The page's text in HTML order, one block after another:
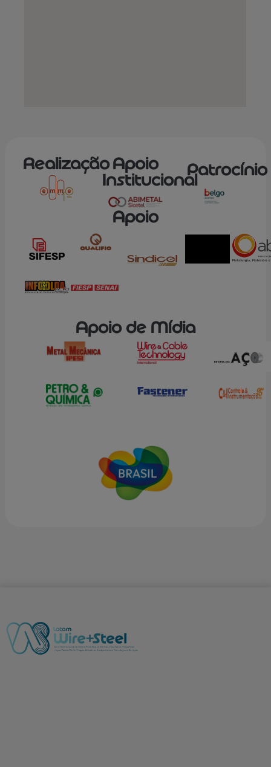
RealizaçãoApoio
InstitucionalPatrocínio
Apoio
Apoio de Mídia